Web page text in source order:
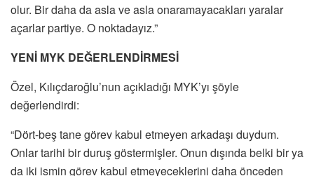
olur. Bir daha da asla ve asla onaramayacakları yaralar
açarlar partiye. O noktadayız.”
YENİ MYK DEĞERLENDİRMESİ
Özel, Kılıçdaroğlu’nun açıkladığı MYK’yı şöyle
değerlendirdi:
“Dört-beş tane görev kabul etmeyen arkadaşı duydum.
Onlar tarihi bir duruş göstermişler. Onun dışında belki bir ya
da iki ismin görev kabul etmeyeceklerini daha önceden